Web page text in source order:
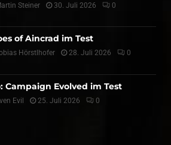
Steiner 30. Juli 2026 0
of Aincrad im Test
Hörstlhofer 28. Juli 2026 0
Campaign Evolved im Test
Evil 25. Juli 2026 0